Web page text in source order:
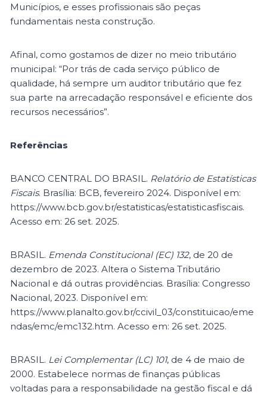
Municípios, e esses profissionais são peças
fundamentais nesta construção.
Afinal, como gostamos de dizer no meio tributário
municipal: “Por trás de cada serviço público de
qualidade, há sempre um auditor tributário que fez
sua parte na arrecadação responsável e eficiente dos
recursos necessários”.
Referências
BANCO CENTRAL DO BRASIL. Relatório de Estatísticas
Fiscais. Brasília: BCB, fevereiro 2024. Disponível em:
https://www.bcb.gov.br/estatisticas/estatisticasfiscais.
Acesso em: 26 set. 2025.
BRASIL. Emenda Constitucional (EC) 132, de 20 de
dezembro de 2023. Altera o Sistema Tributário
Nacional e dá outras providências. Brasília: Congresso
Nacional, 2023. Disponível em:
https://www.planalto.gov.br/ccivil_03/constituicao/eme
ndas/emc/emc132.htm. Acesso em: 26 set. 2025.
BRASIL. Lei Complementar (LC) 101, de 4 de maio de
2000. Estabelece normas de finanças públicas
voltadas para a responsabilidade na gestão fiscal e dá